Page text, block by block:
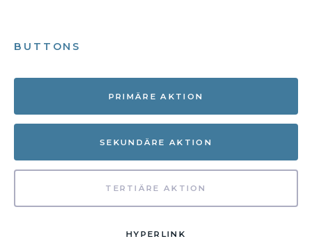
BUTTONS
PRIMÄRE AKTION
SEKUNDÄRE AKTION
TERTIÄRE AKTION
HYPERLINK